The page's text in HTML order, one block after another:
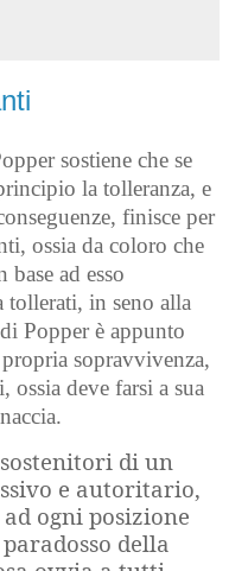
sostiene che se
la tolleranza, e
finisce per
ossia da coloro che
ad esso
tollerati, in seno alla
Popper è appunto
sopravvivenza,
deve farsi a sua
di un
e autoritario,
ogni posizione
della